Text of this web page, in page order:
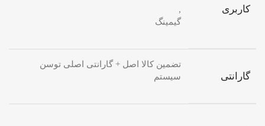
کاربری
,
گیمینگ
گارانتی
تضمین کالا اصل + گارانتی اصلی توسن
سیستم